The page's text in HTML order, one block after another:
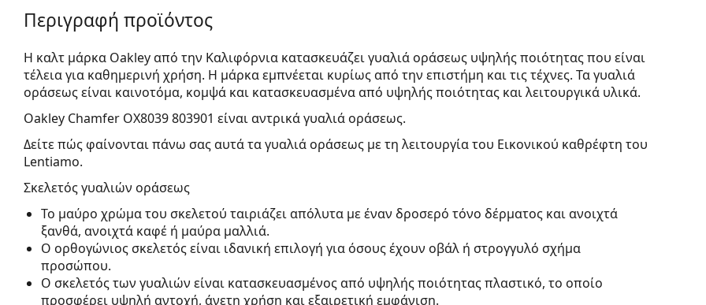
Περιγραφή προϊόντος
Η καλτ μάρκα Oakley από την Καλιφόρνια κατασκευάζει γυαλιά οράσεως υψηλής ποιότητας που είναι
τέλεια για καθημερινή χρήση. Η μάρκα εμπνέεται κυρίως από την επιστήμη και τις τέχνες. Τα γυαλιά
οράσεως είναι καινοτόμα, κομψά και κατασκευασμένα από υψηλής ποιότητας και λειτουργικά υλικά.
Oakley Chamfer OX8039 803901 είναι αντρικά γυαλιά οράσεως.
Δείτε πώς φαίνονται πάνω σας αυτά τα γυαλιά οράσεως με τη λειτουργία του Εικονικού καθρέφτη του
Lentiamo.
Σκελετός γυαλιών οράσεως
Το μαύρο χρώμα του σκελετού ταιριάζει απόλυτα με έναν δροσερό τόνο δέρματος και ανοιχτά
ξανθά, ανοιχτά καφέ ή μαύρα μαλλιά.
Ο ορθογώνιος σκελετός είναι ιδανική επιλογή για όσους έχουν οβάλ ή στρογγυλό σχήμα
προσώπου.
Ο σκελετός των γυαλιών είναι κατασκευασμένος από υψηλής ποιότητας πλαστικό, το οποίο
προσφέρει υψηλή αντοχή, άνετη χρήση και εξαιρετική εμφάνιση.